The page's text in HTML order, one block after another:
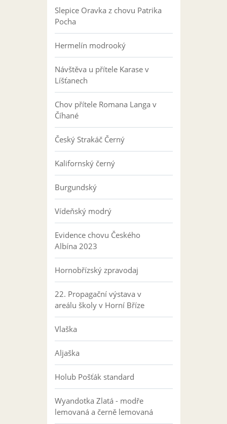
Slepice Oravka z chovu Patrika
Pocha
Hermelín modrooký
Návštěva u přítele Karase v
Líšťanech
Chov přítele Romana Langa v
Číhané
Český Strakáč Černý
Kalifornský černý
Burgundský
Vídeňský modrý
Evidence chovu Českého
Albína 2023
Hornobřízský zpravodaj
22. Propagační výstava v
areálu školy v Horní Bříze
Vlaška
Aljaška
Holub Pošťák standard
Wyandotka Zlatá - modře
lemovaná a černě lemovaná